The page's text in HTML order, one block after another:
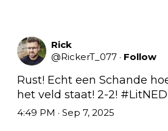
Rick
@RickerT_077 · Follow
Rust! Echt een Schande
het veld staat! 2-2! #LitNED
4:49 PM · Sep 7, 2025